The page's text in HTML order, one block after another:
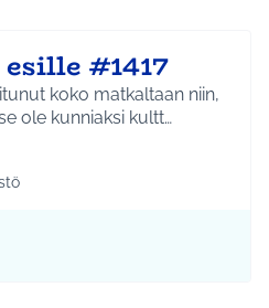
#1417
koko matkaltaan niin,
ole kunniaksi kultt…
Koko Tuusula
teeman mukaan: Ympäristö